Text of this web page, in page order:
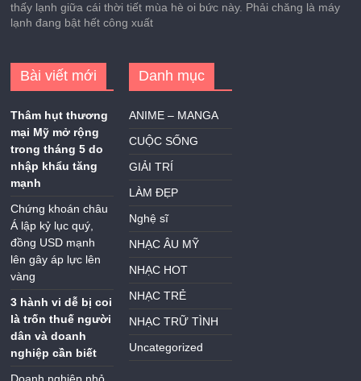
thấy lạnh giữa cái thời tiết mùa hè oi bức này. Phải chăng là máy
lạnh đang bật hết công xuất
Bài viết mới
Thâm hụt thương
mại Mỹ mở rộng
trong tháng 5 do
nhập khẩu tăng
mạnh
Chứng khoán châu
Á lập kỷ lục quý,
đồng USD mạnh
lên gây áp lực lên
vàng
3 hành vi dễ bị coi
là trốn thuế người
dân và doanh
nghiệp cần biết
Danh mục
ANIME – MANGA
CUỘC SỐNG
GIẢI TRÍ
LÀM ĐẸP
Nghệ sĩ
NHẠC ÂU MỸ
NHẠC HOT
NHẠC TRẺ
NHẠC TRỮ TÌNH
Uncategorized